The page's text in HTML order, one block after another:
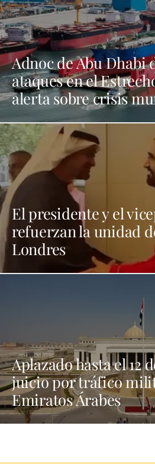
Adnoc de Abu Dhabi
ataques en el
alerta sobre crisis
El presidente y el
refuerzan la unidad
Londres
Aplazado hasta el 12
juicio por tráfico
Emiratos Árabes